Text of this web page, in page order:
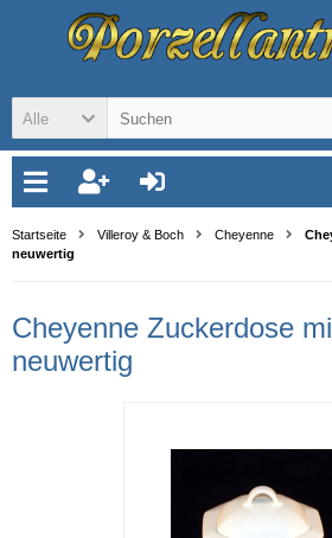
Alle
Startseite Villeroy & Boch Cheyenne
neuwertig
Cheyenne Zuckerdose
neuwertig